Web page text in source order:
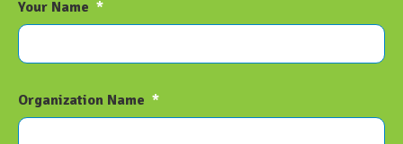
Your Name *
Organization Name *